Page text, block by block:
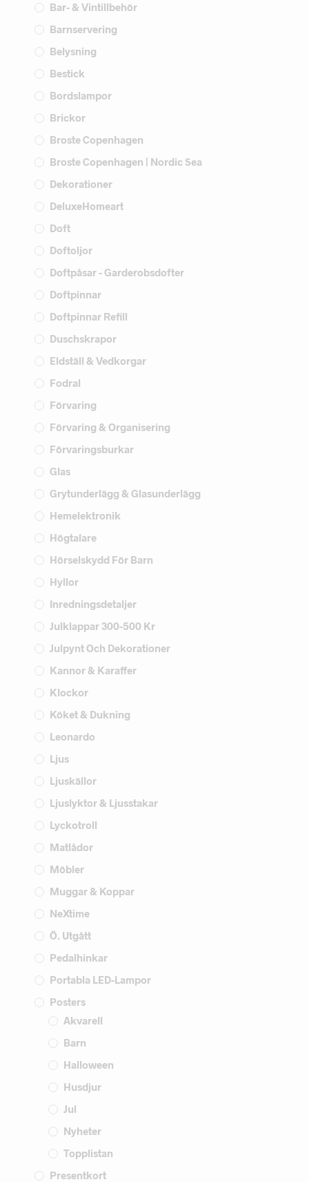
Bar- & Vintillbehör
Barnservering
Belysning
Bestick
Bordslampor
Brickor
Broste Copenhagen
Broste Copenhagen | Nordic Sea
Dekorationer
DeluxeHomeart
Doft
Doftoljor
Doftpåsar - Garderobsdofter
Doftpinnar
Doftpinnar Refill
Duschskrapor
Eldställ & Vedkorgar
Fodral
Förvaring
Förvaring & Organisering
Förvaringsburkar
Glas
Grytunderlägg & Glasunderlägg
Hemelektronik
Högtalare
Hörselskydd För Barn
Hyllor
Inredningsdetaljer
Julklappar 300-500 Kr
Julpynt Och Dekorationer
Kannor & Karaffer
Klockor
Köket & Dukning
Leonardo
Ljus
Ljuskällor
Ljuslyktor & Ljusstakar
Lyckotroll
Matlådor
Möbler
Muggar & Koppar
NeXtime
Ö. Utgått
Pedalhinkar
Portabla LED-Lampor
Posters
Akvarell
Barn
Halloween
Husdjur
Jul
Nyheter
Topplistan
Presentkort